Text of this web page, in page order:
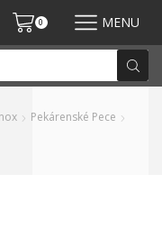
0 MENU
Pekárenské Pece